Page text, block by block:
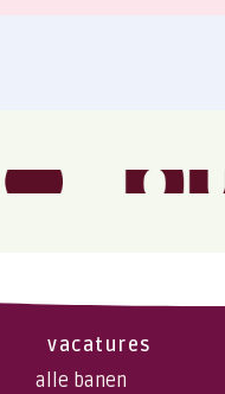
vacatures
alle banen